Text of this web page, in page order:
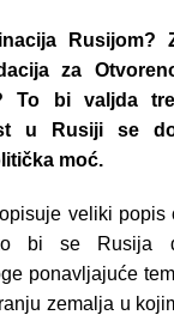
Rusijom?
za
To bi valjda
u Rusiji se
moć.
veliki popis
bi se Rusija
ponavljajuće
zemalja u